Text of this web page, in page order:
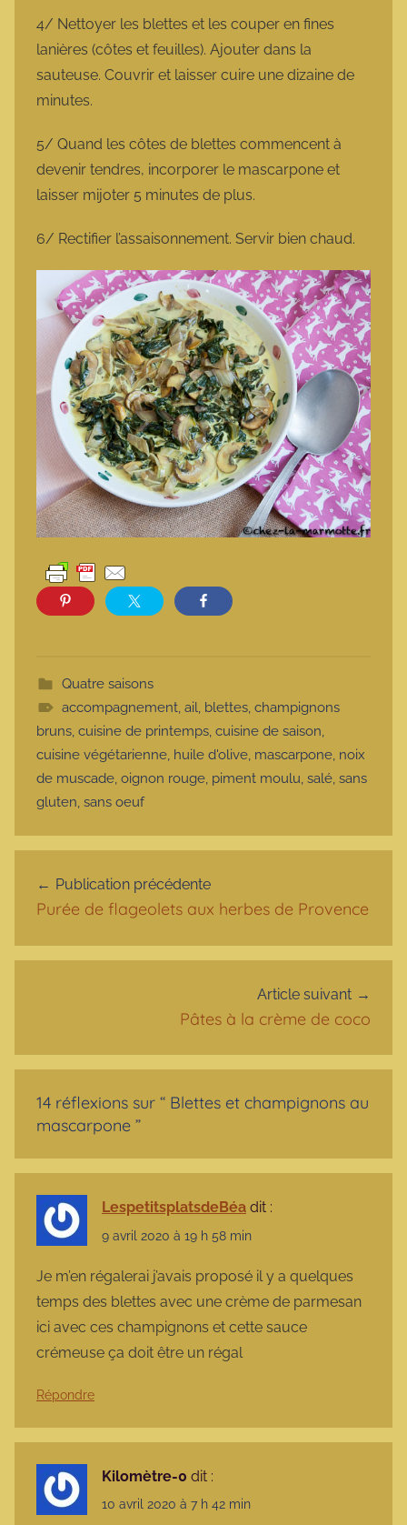
4/ Nettoyer les blettes et les couper en fines
lanières (côtes et feuilles). Ajouter dans la
sauteuse. Couvrir et laisser cuire une dizaine de
minutes.
5/ Quand les côtes de blettes commencent à
devenir tendres, incorporer le mascarpone et
laisser mijoter 5 minutes de plus.
6/ Rectifier l’assaisonnement. Servir bien chaud.
Quatre saisons
accompagnement, ail, blettes, champignons
bruns, cuisine de printemps, cuisine de saison,
cuisine végétarienne, huile d'olive, mascarpone, noix
de muscade, oignon rouge, piment moulu, salé, sans
gluten, sans oeuf
Publication précédente
Purée de flageolets aux herbes de Provence
Article suivant
Pâtes à la crème de coco
14 réflexions sur “ Blettes et champignons au
mascarpone ”
LespetitsplatsdeBéa dit :
9 avril 2020 à 19 h 58 min
Je m’en régalerai j’avais proposé il y a quelques
temps des blettes avec une crème de parmesan
ici avec ces champignons et cette sauce
crémeuse ça doit être un régal
Répondre
Kilomètre-0 dit :
10 avril 2020 à 7 h 42 min